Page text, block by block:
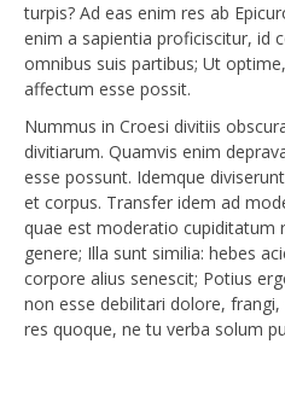
turpis? Ad eas enim res ab
enim a sapientia proficiscitur, id
omnibus suis partibus; Ut
affectum esse possit.
Nummus in Croesi divitiis
divitiarum. Quamvis enim
esse possunt. Idemque
et corpus. Transfer idem ad
quae est moderatio cupiditatum
genere; Illa sunt similia: hebes
corpore alius senescit; Potius
non esse debilitari dolore,
res quoque, ne tu verba solum